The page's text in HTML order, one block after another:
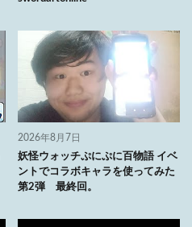
2026年8月7日
妖怪ウォッチぷにぷに百物語 イベ
ントでコラボキャラを使ってみた
第2弾 最終回。